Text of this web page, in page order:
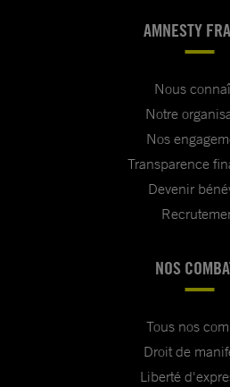
AMNESTY
Nous
Notre
Nos
Transparence
Devenir
NOS
Tous nos
Droit de
Liberté